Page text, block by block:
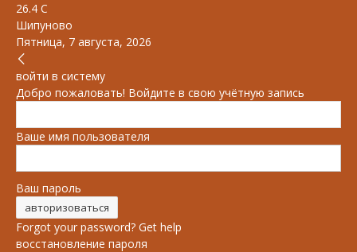
26.4 C
Шипуново
Пятница, 7 августа, 2026
войти в систему
Добро пожаловать! Войдите в свою учётную запись
Ваше имя пользователя
Ваш пароль
Forgot your password? Get help
восстановление пароля